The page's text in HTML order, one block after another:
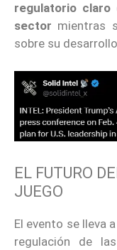
regulatorio
sector mientras
sobre su
EL FUTURO
JUEGO
El evento se lleva
regulación de